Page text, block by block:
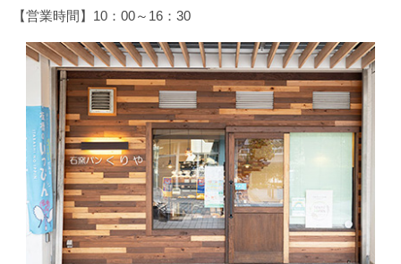
【営業時間】10：00～16：30